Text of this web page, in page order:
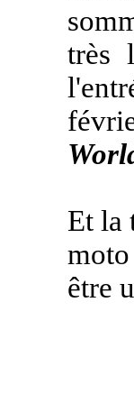
très
Et la
être